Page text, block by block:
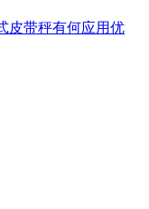
皮带秤有何应用优